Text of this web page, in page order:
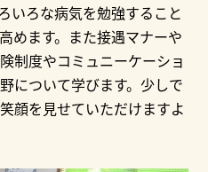
いろな病気を勉強すること
めます。また接遇マナーや
制度やコミュニーケーショ
について学びます。少しで
顔を見せていただけますよ